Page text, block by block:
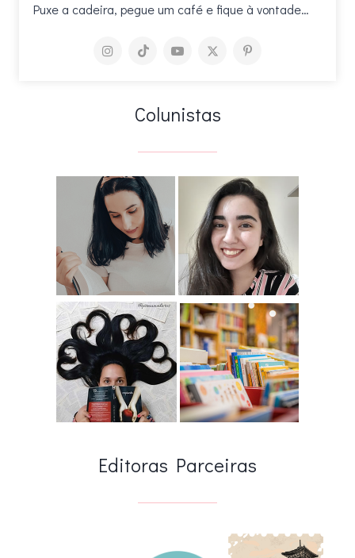
Puxe a cadeira, pegue um café e fique à vontade…
Colunistas
Editoras Parceiras